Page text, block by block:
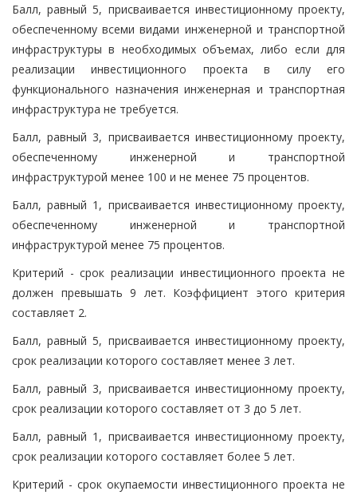
Балл, равный 5, присваивается инвестиционному проекту,
обеспеченному всеми видами инженерной и транспортной
инфраструктуры в необходимых объемах, либо если для
реализации инвестиционного проекта в силу его
функционального назначения инженерная и транспортная
инфраструктура не требуется.
Балл, равный 3, присваивается инвестиционному проекту,
обеспеченному инженерной и транспортной
инфраструктурой менее 100 и не менее 75 процентов.
Балл, равный 1, присваивается инвестиционному проекту,
обеспеченному инженерной и транспортной
инфраструктурой менее 75 процентов.
Критерий - срок реализации инвестиционного проекта не
должен превышать 9 лет. Коэффициент этого критерия
составляет 2.
Балл, равный 5, присваивается инвестиционному проекту,
срок реализации которого составляет менее 3 лет.
Балл, равный 3, присваивается инвестиционному проекту,
срок реализации которого составляет от 3 до 5 лет.
Балл, равный 1, присваивается инвестиционному проекту,
срок реализации которого составляет более 5 лет.
Критерий - срок окупаемости инвестиционного проекта не